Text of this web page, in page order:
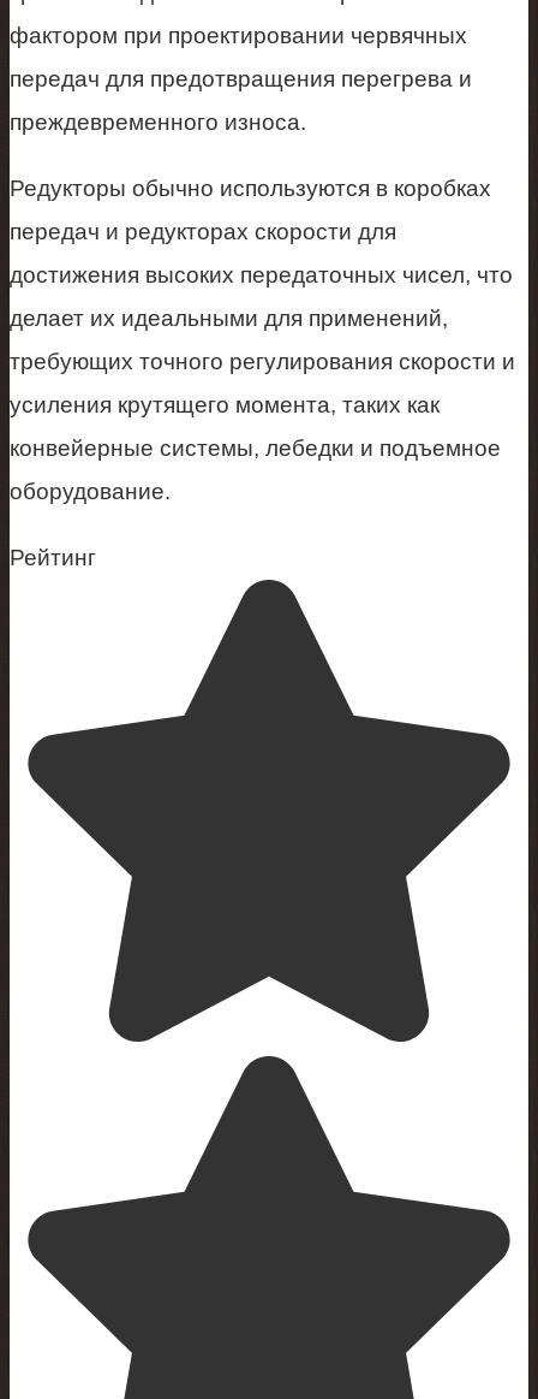
фактором при проектировании червячных
передач для предотвращения перегрева и
преждевременного износа.
Редукторы обычно используются в коробках
передач и редукторах скорости для
достижения высоких передаточных чисел, что
делает их идеальными для применений,
требующих точного регулирования скорости и
усиления крутящего момента, таких как
конвейерные системы, лебедки и подъемное
оборудование.
Рейтинг